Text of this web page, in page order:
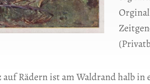
Rädern ist am Waldrand halb